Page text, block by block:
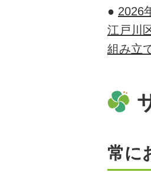
● 2026
江戸川
組み立
常に